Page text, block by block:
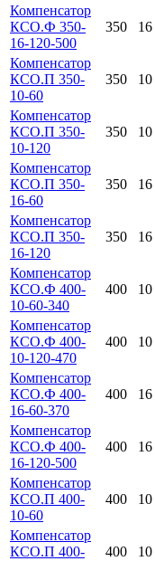
Компенсатор
КСО.Ф 350-
16-120-500
350 16
Компенсатор
КСО.П 350-
10-60
350 10
Компенсатор
КСО.П 350-
10-120
350 10
Компенсатор
КСО.П 350-
16-60
350 16
Компенсатор
КСО.П 350-
16-120
350 16
Компенсатор
КСО.Ф 400-
10-60-340
400 10
Компенсатор
КСО.Ф 400-
10-120-470
400 10
Компенсатор
КСО.Ф 400-
16-60-370
400 16
Компенсатор
КСО.Ф 400-
16-120-500
400 16
Компенсатор
КСО.П 400-
10-60
400 10
Компенсатор
КСО.П 400-
400 10